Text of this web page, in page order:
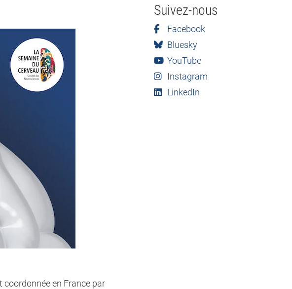
coordonnée en France par
Suivez-nous
Facebook
Bluesky
YouTube
Instagram
LinkedIn